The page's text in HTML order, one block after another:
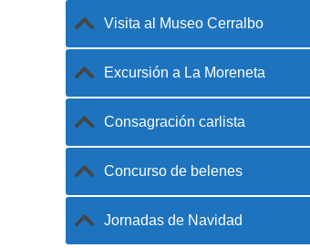
Visita al Museo Cerralbo
Excursión a La Moreneta
Consagración carlista
Concurso de belenes
Jornadas de Navidad